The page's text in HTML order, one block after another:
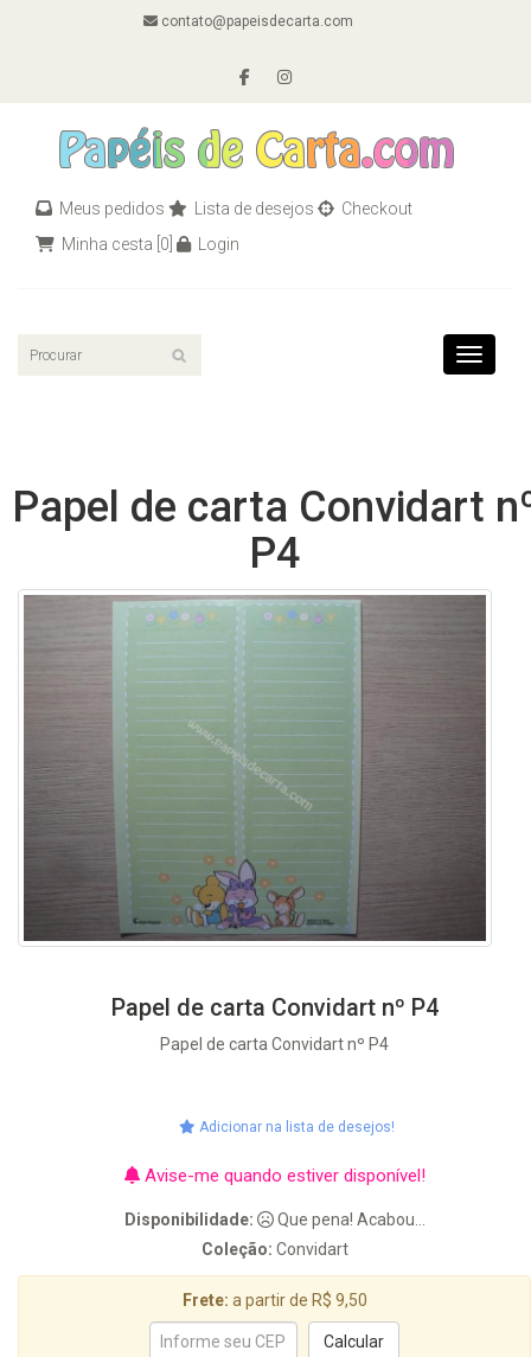
contato@papeisdecarta.com
Meus pedidos Lista de desejos
Checkout
Minha cesta [0] Login
Toggle
Papel de carta Convidart
P4
Papel de carta Convidart nº P4
Papel de carta Convidart nº P4
Adicionar na lista de desejos!
Avise-me quando estiver disponível!
Disponibilidade:
Que pena! Acabou...
Coleção: Convidart
Frete: a partir de R$ 9,50